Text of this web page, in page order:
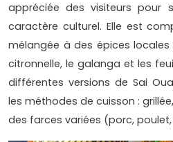
appréciée des visiteurs pour
caractère culturel. Elle est
mélangée à des épices locales
citronnelle, le galanga et les
différentes versions de Sai
les méthodes de cuisson :
des farces variées (porc,